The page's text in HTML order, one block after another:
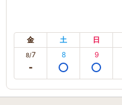
金 土 日
8/7 8 9